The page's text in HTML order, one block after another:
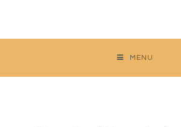
content
MENU